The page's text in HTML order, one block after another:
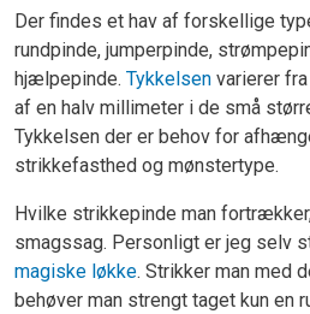
Der findes et hav af forskellige
rundpinde, jumperpinde,
hjælpepinde. Tykkelsen varierer
af en halv millimeter i de små
Tykkelsen der er behov for
strikkefasthed og mønstertype.
Hvilke strikkepinde man
smagssag. Personligt er jeg selv
magiske løkke. Strikker man med
behøver man strengt taget kun en